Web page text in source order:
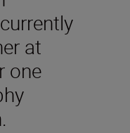
at
one